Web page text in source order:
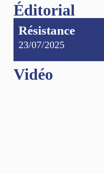
Éditorial
Résistance
23/07/2025
Vidéo